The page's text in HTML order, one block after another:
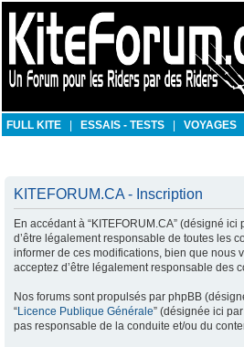
FULL KITE ESSAIS - TESTS VOYAGES
KITEFORUM.CA - Inscription
En accédant à “KITEFORUM.CA” (désigné ici
d’être légalement responsable de toutes les
informer de ces modifications, bien que nous
acceptez d’être légalement responsable des
Nos forums sont propulsés par phpBB
“Licence Publique Générale” (désignée ici
pas responsable de la conduite et/ou du